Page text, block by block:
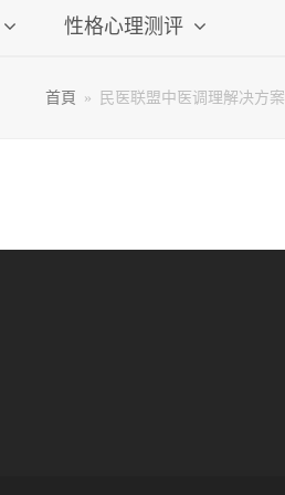
性格心理测评
首頁 » 民医联盟中医调理解决方案